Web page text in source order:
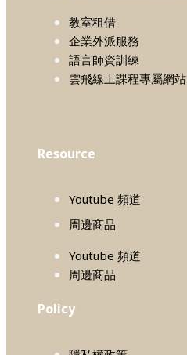
教室租借
企業外派服務
語言師資訓練
雲飛線上課程專屬網站
Resource
Youtube 頻道
周邊商品
Youtube 頻道
周邊商品
Policy